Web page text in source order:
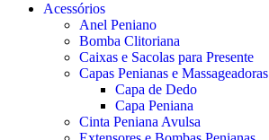
Acessórios
Anel Peniano
Bomba Clitoriana
Caixas e Sacolas para Presente
Capas Penianas e Massageadoras
Capa de Dedo
Capa Peniana
Cinta Peniana Avulsa